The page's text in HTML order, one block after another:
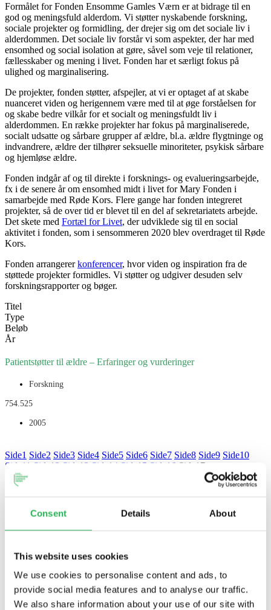
Consent Details About
This website uses cookies
We use cookies to personalise content and ads, to
provide social media features and to analyse our traffic.
We also share information about your use of our site with
Formålet for Fonden Ensomme Gamles Værn er at bidrage til en
god og meningsfuld alderdom. Vi støtter nyskabende forskning,
sociale projekter og formidling, der drejer sig om det sociale liv i
alderdommen. Det sociale liv forstår vi som aspekter, der har med
ensomhed og social isolation at gøre, såvel som veje til relationer,
fællesskaber og mening i livet. Fonden har et særligt fokus på
ulighed og marginalisering.
De projekter, fonden støtter, afspejler, at vi er optaget af at skabe
nuanceret viden og herigennem være med til at øge forståelsen for
og skabe bedre vilkår for et socialt og meningsfuldt liv i
alderdommen. En række projekter har fokus på marginaliserede,
socialt udsatte og sårbare grupper af ældre, bl.a. ældre flygtninge og
indvandrere, ældre der tilhører seksuelle minoriteter, psykisk sårbare
og hjemløse ældre.
Fonden indgår af og til direkte i forsknings- og evalueringsarbejde,
fx i de senere år om ensomhed midt i livet for Mary Fonden i
samarbejde med Røde Kors. Flere gange har fonden integreret
projekter, så de over tid er blevet til en del af sekretariatets arbejde.
Det skete med Fortæl for Livet, der udviklede sig til en social
aktivitet i fonden, som i sensommeren 2020 blev overdraget til Røde
Kors.
Fonden arrangererkonferencer, hvor viden og inspiration fra de
støttede projekter formidles. Vi støtter og udgiver desuden selv
forskningsrapporter og bøger.
Titel
Type
Beløb
År
Patientstøtter til ældre – Erfaringer og vurderinger
Forskning
754.525
2005
Ph.d. Jesper Wégens fra Gerontologisk Institut har gennemført et
kvalitativt, eksplorativt studie af frivillige patientstøtter med fokus på
deres aktiviteter, deres effekt, deres eget udbytte...
Side1 Side2 Side3 Side4 Side5 Side6 Side7 Side8 Side9 Side10
Side
11 Side 12 Side 13 Side 14 Side 15 Side 16 Side 17